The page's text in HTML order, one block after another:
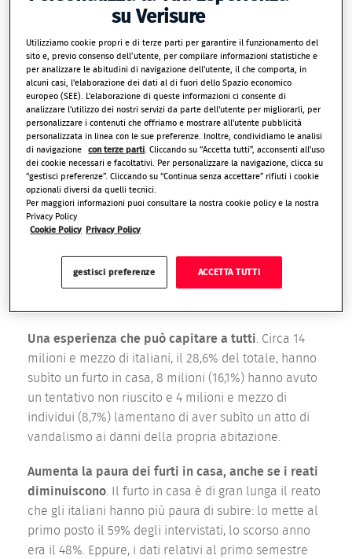
graduatoria dei comuni capoluogo con 8.699 furti in
ogni 10.000 abitanti. Al secondo posto è Milano con
3.152 furti in casa, 23,1 per 10.000 residenti. Terza è
Torino, dove sono stati denunciati 2.024 furti in
abitazione, 23,6 ogni 10.000 abitanti. Al quarto posto
Firenze, con 1.803 furti in casa. La graduatoria dei
comuni capoluogo costruita in base all’incidenza dei
furti sulla popolazione vede al primo posto Pisa, con
75,7 furti in abitazione per 10.000 abitanti, seguita da
Modena (57,1) Bolzano (55,5), Udine (53) e Verona
(50,3 per 10.000). È quanto emerge dal 4° Rapporto
italiani», realizzato con il contributo del Servizio
Una esperienza che può capitare a tutti . Circa 14
milioni e mezzo di italiani, il 28,6% del totale, hanno
subìto un furto in casa, 8 milioni (16,1%) hanno avuto
un tentativo non riuscito e 4 milioni e mezzo di
individui (8,7%) lamentano di aver subìto un atto di
vandalismo ai danni della propria abitazione.
Aumenta la paura dei furti in casa, anche se i reati
diminuiscono . Il furto in casa è di gran lunga il reato
che gli italiani hanno più paura di subire: lo mette al
primo posto il 59% degli intervistati, lo scorso anno
era il 48%. Eppure, i dati relativi al primo semestre
su Verisure
Utilizziamo cookie propri e di terze parti per garantire il funzionamento del
sito e, previo consenso dell’utente, per compilare informazioni statistiche e
per analizzare le abitudini di navigazione dell'utente, il che comporta, in
alcuni casi, l'elaborazione dei dati al di fuori dello Spazio economico
europeo (SEE). L'elaborazione di queste informazioni ci consente di
analizzare l'utilizzo dei nostri servizi da parte dell'utente per migliorarli, per
personalizzare i contenuti che offriamo e mostrare all'utente pubblicità
personalizzata in linea con le sue preferenze. Inoltre, condividiamo le analisi
di navigazione
con terze parti. Cliccando su “Accetta tutti”, acconsenti all'uso
dei cookie necessari e facoltativi. Per personalizzare la navigazione, clicca su
“gestisci preferenze”. Cliccando su “Continua senza accettare” rifiuti i cookie
opzionali diversi da quelli tecnici.
Per maggiori informazioni puoi consultare la nostra cookie policy e la nostra
Privacy Policy
Cookie Policy
Privacy Policy
gestisci preferenze ACCETTA TUTTI